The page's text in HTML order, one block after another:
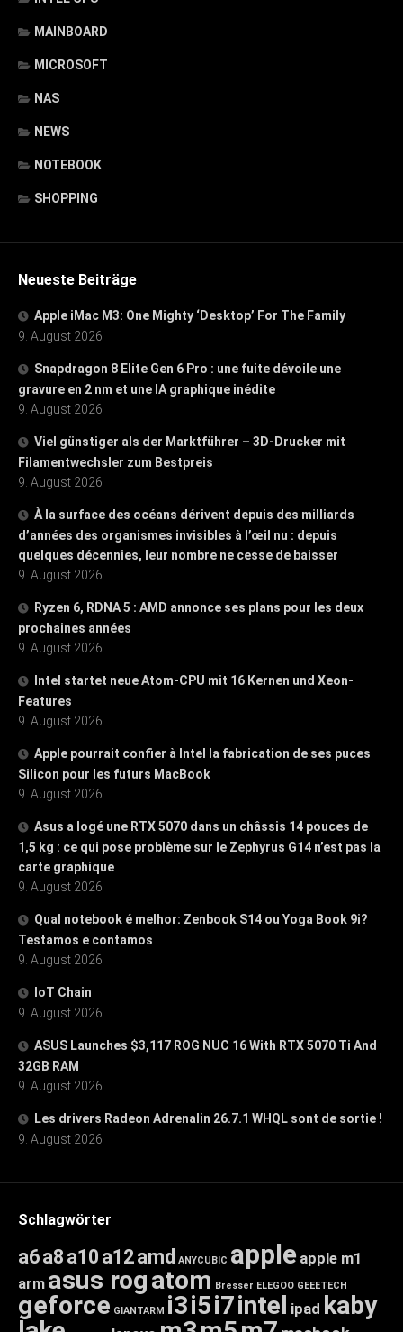
MAINBOARD
MICROSOFT
NAS
NEWS
NOTEBOOK
SHOPPING
Neueste Beiträge
Apple iMac M3: One Mighty ‘Desktop’ For The Family
9. August 2026
Snapdragon 8 Elite Gen 6 Pro : une fuite dévoile une
gravure en 2 nm et une IA graphique inédite
9. August 2026
Viel günstiger als der Marktführer – 3D-Drucker mit
Filamentwechsler zum Bestpreis
9. August 2026
À la surface des océans dérivent depuis des milliards
d’années des organismes invisibles à l’œil nu : depuis
quelques décennies, leur nombre ne cesse de baisser
9. August 2026
Ryzen 6, RDNA 5 : AMD annonce ses plans pour les deux
prochaines années
9. August 2026
Intel startet neue Atom-CPU mit 16 Kernen und Xeon-
Features
9. August 2026
Apple pourrait confier à Intel la fabrication de ses puces
Silicon pour les futurs MacBook
9. August 2026
Asus a logé une RTX 5070 dans un châssis 14 pouces de
1,5 kg : ce qui pose problème sur le Zephyrus G14 n’est pas la
carte graphique
9. August 2026
Qual notebook é melhor: Zenbook S14 ou Yoga Book 9i?
Testamos e contamos
9. August 2026
IoT Chain
9. August 2026
ASUS Launches $3,117 ROG NUC 16 With RTX 5070 Ti And
32GB RAM
9. August 2026
Les drivers Radeon Adrenalin 26.7.1 WHQL sont de sortie !
9. August 2026
Schlagwörter
a6a8 a10 a12amd ANYCUBIC apple apple m1
arm asus rogatom Bresser ELEGOO GEEETECH
geforce GIANTARM i3i5i7intel ipad kaby